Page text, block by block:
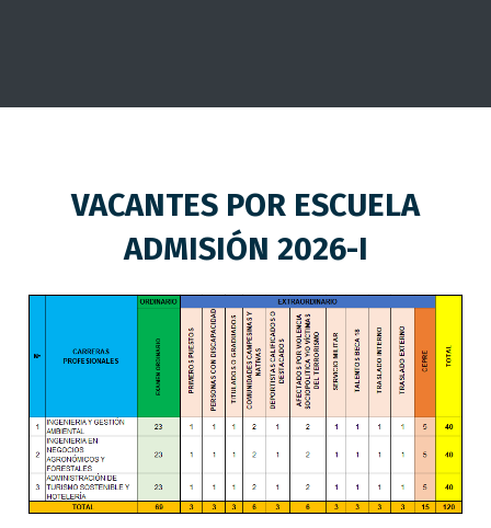
VACANTES POR ESCUELA
ADMISIÓN 2026-I